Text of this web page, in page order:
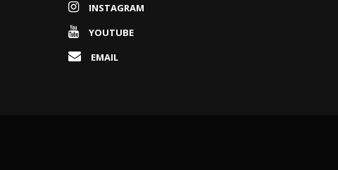
INSTAGRAM
YOUTUBE
EMAIL